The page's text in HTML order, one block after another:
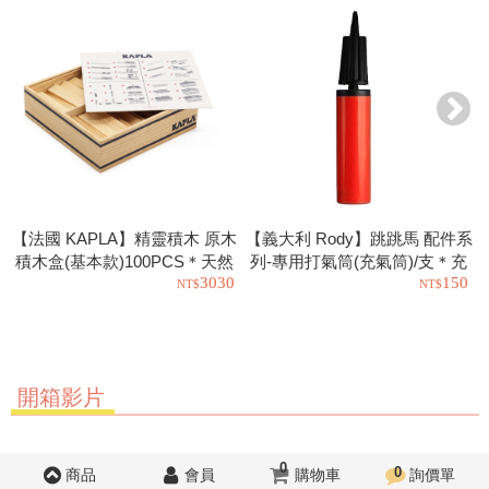
【法國 KAPLA】精靈積木 原木
積木盒(基本款)100PCS＊天然
松木益智操作幼教積木3030
【義大利 Rody】跳跳馬 配件系
列-專用打氣筒(充氣筒)/支＊充
氣工具.充氣球.玩具也可以使用
150
開箱影片
商品 會員 0 購物車 0 詢價單